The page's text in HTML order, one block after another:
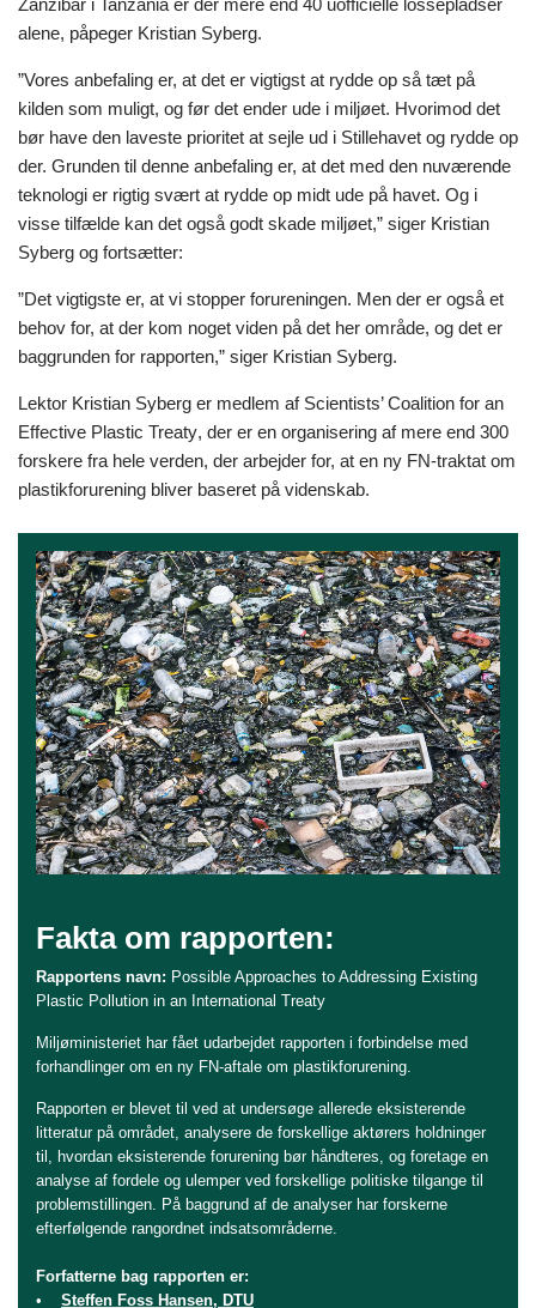
alene, påpeger Kristian Syberg.
”Vores anbefaling er, at det er vigtigst at rydde op så tæt på
kilden som muligt, og før det ender ude i miljøet. Hvorimod det
bør have den laveste prioritet at sejle ud i Stillehavet og rydde op
der. Grunden til denne anbefaling er, at det med den nuværende
teknologi er rigtig svært at rydde op midt ude på havet. Og i
visse tilfælde kan det også godt skade miljøet,” siger Kristian
Syberg og fortsætter:
”Det vigtigste er, at vi stopper forureningen. Men der er også et
behov for, at der kom noget viden på det her område, og det er
baggrunden for rapporten,” siger Kristian Syberg.
Lektor Kristian Syberg er medlem af Scientists’ Coalition for an
Effective Plastic Treaty, der er en organisering af mere end 300
forskere fra hele verden, der arbejder for, at en ny FN-traktat om
plastikforurening bliver baseret på videnskab.
Fakta om rapporten:
Rapportens navn: Possible Approaches to Addressing Existing
Plastic Pollution in an International Treaty
Miljøministeriet har fået udarbejdet rapporten i forbindelse med
forhandlinger om en ny FN-aftale om plastikforurening.
Rapporten er blevet til ved at undersøge allerede eksisterende
litteratur på området, analysere de forskellige aktørers holdninger
til, hvordan eksisterende forurening bør håndteres, og foretage en
analyse af fordele og ulemper ved forskellige politiske tilgange til
problemstillingen. På baggrund af de analyser har forskerne
efterfølgende rangordnet indsatsområderne.
Forfatterne bag rapporten er:
• Steffen Foss Hansen, DTU